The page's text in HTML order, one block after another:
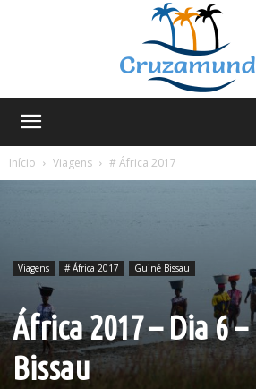
Início
Viagens # África 2017
Viagens # África 2017 Guiné Bissau
África 2017 – Dia 6
Bissau